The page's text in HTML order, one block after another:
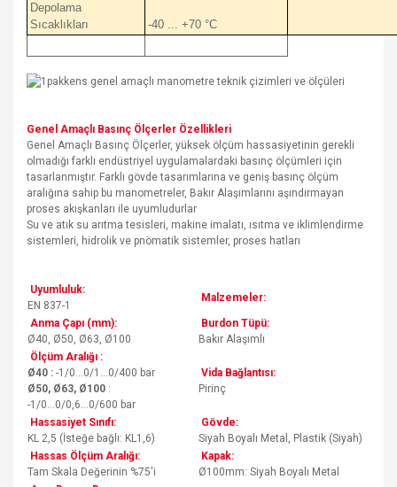
Depolama
Sıcaklıkları
-40 ... +70 °C
Genel Amaçlı Basınç Ölçerler Özellikleri
Genel Amaçlı Basınç Ölçerler, yüksek ölçüm hassasiyetinin gerekli
olmadığı farklı endüstriyel uygulamalardaki basınç ölçümleri için
tasarlanmıştır. Farklı gövde tasarımlarına ve geniş basınç ölçüm
aralığına sahip bu manometreler, Bakır Alaşımlarını aşındırmayan
proses akışkanları ile uyumludurlar
Su ve atık su arıtma tesisleri, makine imalatı, ısıtma ve iklimlendirme
sistemleri, hidrolik ve pnömatik sistemler, proses hatları
Uyumluluk:
EN 837-1
Malzemeler:
Anma Çapı (mm):
Ø40, Ø50, Ø63, Ø100
Burdon Tüpü:
Bakır Alaşımlı
Ölçüm Aralığı :
Ø40 : -1/0...0/1...0/400 bar
Ø50, Ø63, Ø100 :
-1/0...0/0,6...0/600 bar
Vida Bağlantısı:
Pirinç
Hassasiyet Sınıfı:
KL 2,5 (İsteğe bağlı: KL1,6)
Gövde:
Siyah Boyalı Metal, Plastik (Siyah)
Hassas Ölçüm Aralığı:
Tam Skala Değerinin %75'i
Kapak:
Ø100mm: Siyah Boyalı Metal